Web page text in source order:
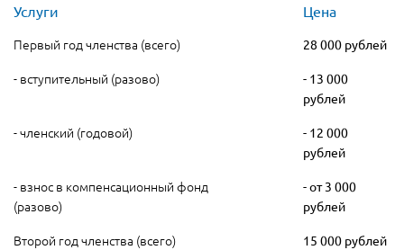
Услуги
Цена
Первый год членства (всего)
28 000 рублей
- вступительный (разово)
- 13 000
рублей
- членский (годовой)
- 12 000
рублей
- взнос в компенсационный фонд
(разово)
- от 3 000
рублей
Второй год членства (всего) 15 000 рублей